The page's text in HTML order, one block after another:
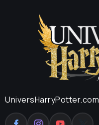
UniversHarryPotter.com